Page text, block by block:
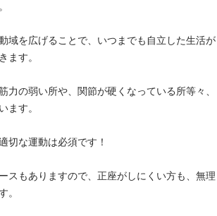
域を広げることで、いつまでも自立した生活が
ます。
力の弱い所や、関節が硬くなっている所等々、
ます。
切な運動は必須です！
スもありますので、正座がしにくい方も、無理
。